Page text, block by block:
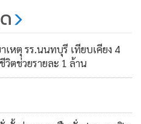
ลดลงเรื่อยๆ วันนี้เห็นชัดว่าเรา
าอย่างกัมพูชา กลายเป็นว่า
ทางการทหารตนเชื่อว่าเราสู้ได้
ราต้องเร่งสปีดให้มากกว่านี้”
มีความล่าช้านั้น นายรังสิมันต์
ม” หวั่นทำรั้วรอบปราสาทเข้า
มพูชาไปศาลโลก แนะดึง “ฮุน
ต” ร่วมมือปราบแก๊งคอลฯ
เหตุ รร.นนทบุรี เทียบเคียง 4
ตช่วยรายละ 1 ล้าน